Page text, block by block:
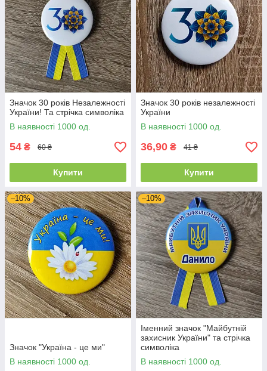
Значок 30 років Незалежності
України! Та стрічка символіка
В наявності 1000 од.
54 ₴ 60 ₴
Купити
Значок 30 років незалежності
України
В наявності 1000 од.
36,90 ₴ 41 ₴
Купити
–10%
Значок "Україна - це ми"
В наявності 1000 од.
–10%
Іменний значок "Майбутній
захисник України" та стрічка
символіка
В наявності 1000 од.